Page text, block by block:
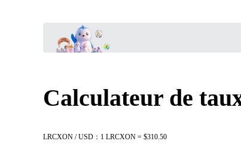
Calculateur de
LRCXON / USD：1 LRCXON = $310.50